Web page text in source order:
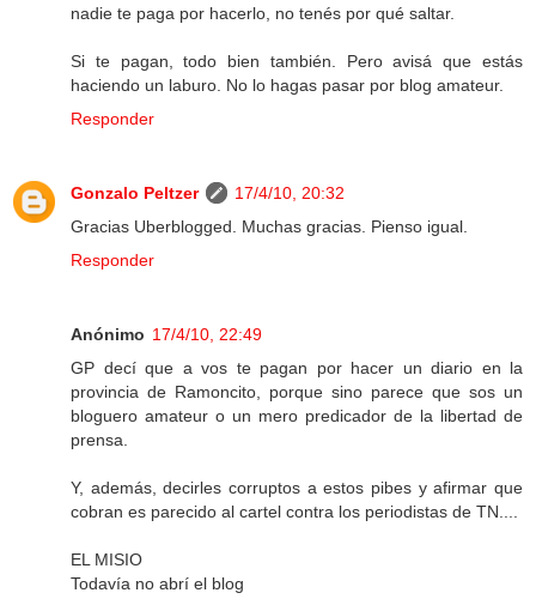
nadie te paga por hacerlo, no tenés por qué saltar.
Si te pagan, todo bien también. Pero avisá que estás
haciendo un laburo. No lo hagas pasar por blog amateur.
Responder
Gonzalo Peltzer
17/4/10, 20:32
Gracias Uberblogged. Muchas gracias. Pienso igual.
Responder
Anónimo 17/4/10, 22:49
GP decí que a vos te pagan por hacer un diario en la
provincia de Ramoncito, porque sino parece que sos un
bloguero amateur o un mero predicador de la libertad de
prensa.
Y, además, decirles corruptos a estos pibes y afirmar que
cobran es parecido al cartel contra los periodistas de TN....
EL MISIO
Todavía no abrí el blog